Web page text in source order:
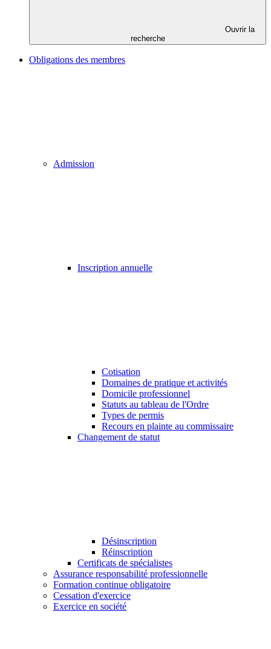
Ouvrir la
recherche
Obligations des membres
Admission
Inscription annuelle
Cotisation
Domaines de pratique et activités
Domicile professionnel
Statuts au tableau de l'Ordre
Types de permis
Recours en plainte au commissaire
Changement de statut
Désinscription
Réinscription
Certificats de spécialistes
Assurance responsabilité professionnelle
Formation continue obligatoire
Cessation d'exercice
Exercice en société